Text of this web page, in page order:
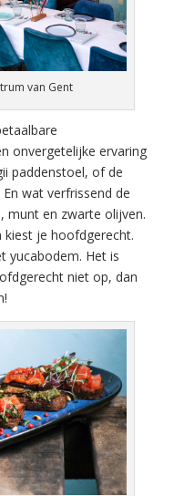
van Gent
onvergetelijke ervaring
paddenstoel, of de
wat verfrissend de
munt en zwarte olijven.
kiest je hoofdgerecht.
yucabodem. Het is
niet op, dan